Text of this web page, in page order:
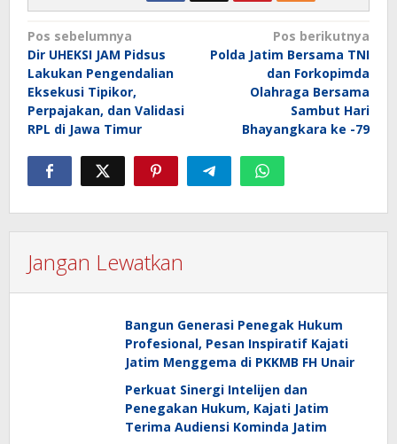
Navigasi
pos
Pos sebelumnya
Dir UHEKSI JAM Pidsus
Lakukan Pengendalian
Eksekusi Tipikor,
Perpajakan, dan Validasi
RPL di Jawa Timur
Pos berikutnya
Polda Jatim Bersama TNI
dan Forkopimda
Olahraga Bersama
Sambut Hari
Bhayangkara ke -79
Jangan Lewatkan
Bangun Generasi Penegak Hukum
Profesional, Pesan Inspiratif Kajati
Jatim Menggema di PKKMB FH Unair
Perkuat Sinergi Intelijen dan
Penegakan Hukum, Kajati Jatim
Terima Audiensi Kominda Jatim